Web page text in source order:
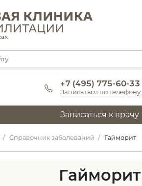
+7 (495) 775-60-33
Записаться по телефону
Записаться к врачу
Справочник заболеваний Гайморит
Гайморит